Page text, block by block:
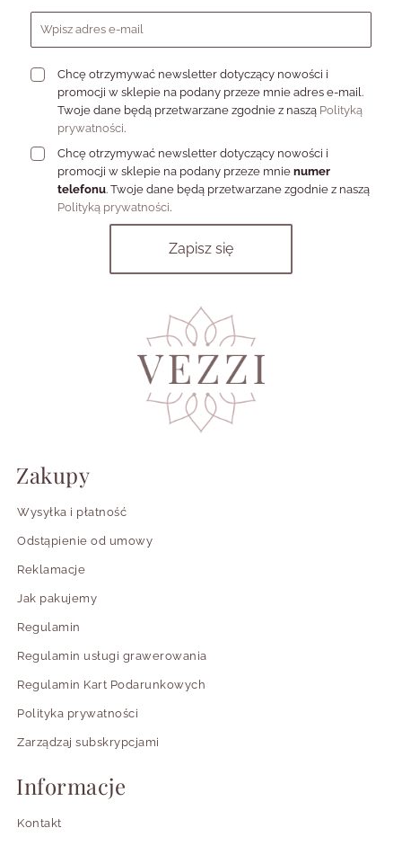
Chcę otrzymywać newsletter dotyczący nowości i
promocji w sklepie na podany przeze mnie adres e-mail.
Twoje dane będą przetwarzane zgodnie z naszą Polityką
prywatności.
Chcę otrzymywać newsletter dotyczący nowości i
promocji w sklepie na podany przeze mnie numer
telefonu. Twoje dane będą przetwarzane zgodnie z naszą
Polityką prywatności.
Zakupy
Wysyłka i płatność
Odstąpienie od umowy
Reklamacje
Jak pakujemy
Regulamin
Regulamin usługi grawerowania
Regulamin Kart Podarunkowych
Polityka prywatności
Zarządzaj subskrypcjami
Informacje
Kontakt